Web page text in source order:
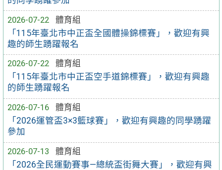
2026-07-22
體育組
「115年臺北市中正盃全國體操錦標賽」，歡迎有興
趣的師生踴躍報名
2026-07-22
體育組
「115年臺北市中正盃空手道錦標賽」，歡迎有興趣
的師生踴躍報名
2026-07-16
體育組
「2026運管盃3×3籃球賽」，歡迎有興趣的同學踴躍
參加
2026-07-13
體育組
「2026全民運動賽事—總統盃街舞大賽」，歡迎有興